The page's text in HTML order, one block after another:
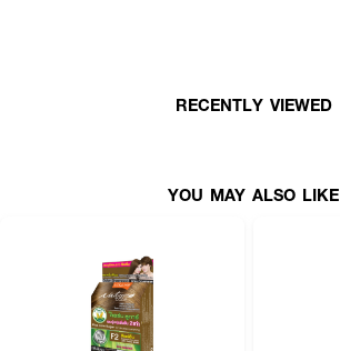
RECENTLY VIEWED
YOU MAY ALSO LIKE